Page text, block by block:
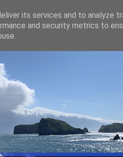
its services and to analyze
and security metrics to